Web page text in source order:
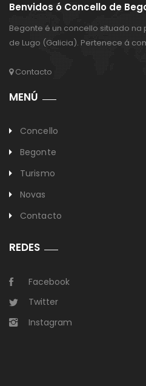
Benvidos ó Concello de
Begonte é un concello situado
de Lugo (Galicia). Pertenece á
Contacto
MENÚ
Concello
Begonte
Turismo
Novas
Contacto
REDES
Facebook
Twitter
Instagram